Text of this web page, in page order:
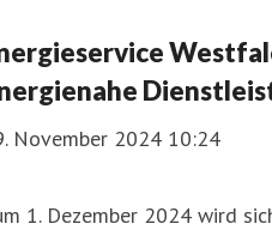
November 2024 10:24
1. Dezember 2024 wird